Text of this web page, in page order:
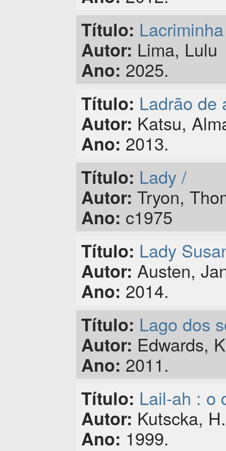
Título:
Autor: Lima, Lulu
Ano: 2025.
Título: Ladrão de
Autor: Katsu,
Ano: 2013.
Título: Lady /
Autor: Tryon,
Ano: c1975
Título: Lady
Autor: Austen,
Ano: 2014.
Título: Lago dos
Autor: Edwards,
Ano: 2011.
Título: Lail-ah : o
Autor: Kutscka,
Ano: 1999.